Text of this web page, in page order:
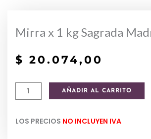
Mirra x 1 kg Sagrada
$ 20.074,00
Mirra
x
AÑADIR AL CARRITO
LOS PRECIOS NO INCLUYEN IVA